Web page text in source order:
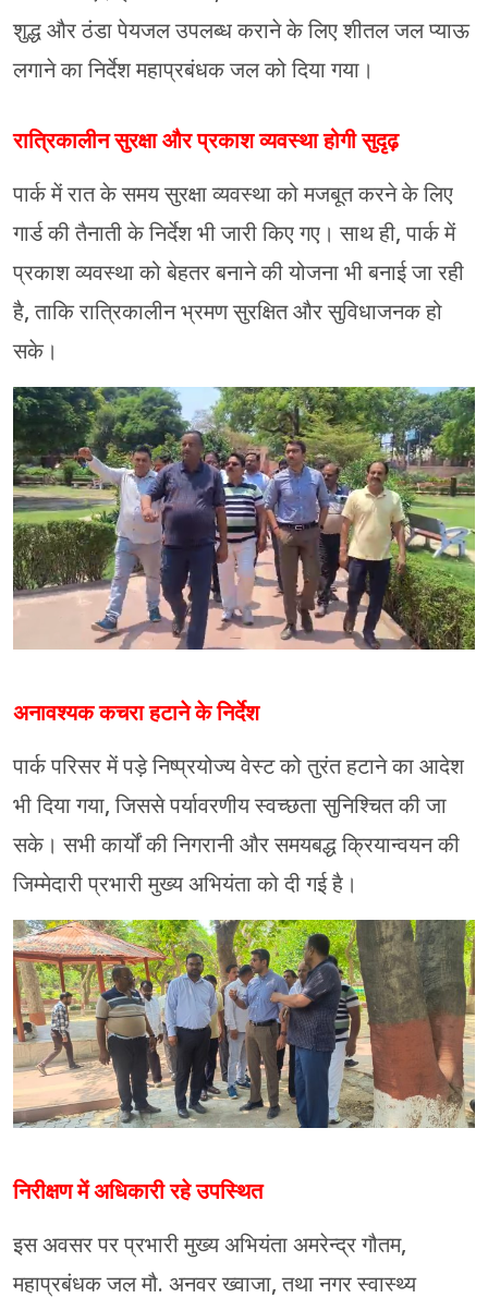
शुद्ध और ठंडा पेयजल उपलब्ध कराने के लिए शीतल जल प्याऊ
लगाने का निर्देश महाप्रबंधक जल को दिया गया।
रात्रिकालीन सुरक्षा और प्रकाश व्यवस्था होगी सुदृढ़
पार्क में रात के समय सुरक्षा व्यवस्था को मजबूत करने के लिए
गार्ड की तैनाती के निर्देश भी जारी किए गए। साथ ही, पार्क में
प्रकाश व्यवस्था को बेहतर बनाने की योजना भी बनाई जा रही
है, ताकि रात्रिकालीन भ्रमण सुरक्षित और सुविधाजनक हो
सके।
अनावश्यक कचरा हटाने के निर्देश
पार्क परिसर में पड़े निष्प्रयोज्य वेस्ट को तुरंत हटाने का आदेश
भी दिया गया, जिससे पर्यावरणीय स्वच्छता सुनिश्चित की जा
सके। सभी कार्यों की निगरानी और समयबद्ध क्रियान्वयन की
जिम्मेदारी प्रभारी मुख्य अभियंता को दी गई है।
निरीक्षण में अधिकारी रहे उपस्थित
इस अवसर पर प्रभारी मुख्य अभियंता अमरेन्द्र गौतम,
महाप्रबंधक जल मौ. अनवर ख्वाजा, तथा नगर स्वास्थ्य